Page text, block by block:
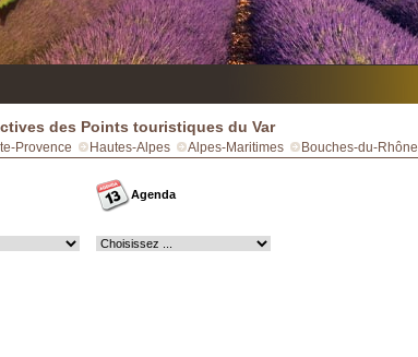
des Points touristiques du Var
Provence Hautes-Alpes Alpes-Maritimes Bouches-du-Rhône
Agenda